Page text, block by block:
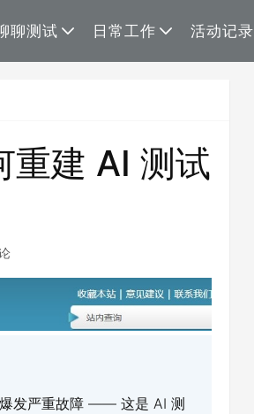
聊测试 日常工作 活动记录
重建 AI 测试
爆发严重故障 —— 这是 AI 测